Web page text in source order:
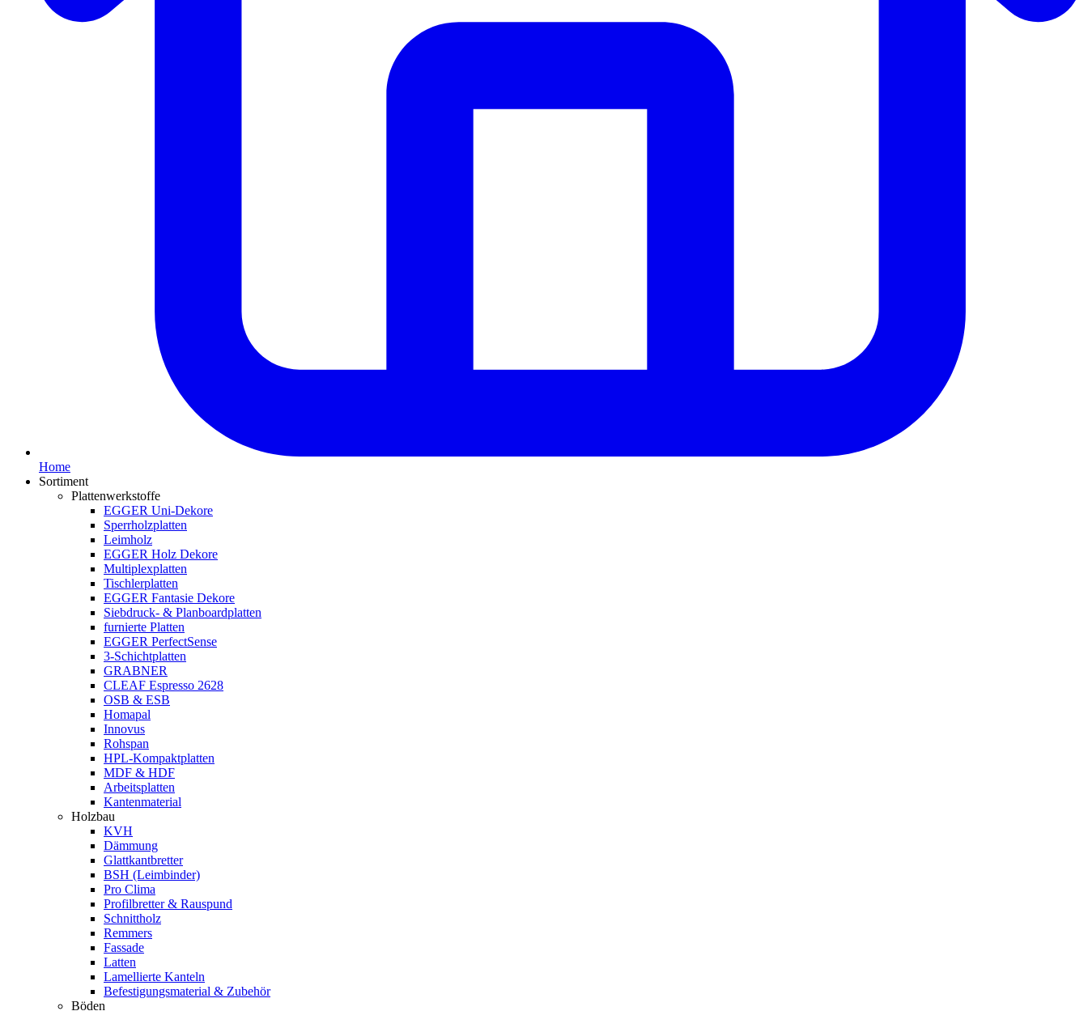
Home
Sortiment
Plattenwerkstoffe
EGGER Uni-Dekore
Sperrholzplatten
Leimholz
EGGER Holz Dekore
Multiplexplatten
Tischlerplatten
EGGER Fantasie Dekore
Siebdruck- & Planboardplatten
furnierte Platten
EGGER PerfectSense
3-Schichtplatten
GRABNER
CLEAF Espresso 2628
OSB & ESB
Homapal
Innovus
Rohspan
HPL-Kompaktplatten
MDF & HDF
Arbeitsplatten
Kantenmaterial
Holzbau
KVH
Dämmung
Glattkantbretter
BSH (Leimbinder)
Pro Clima
Profilbretter & Rauspund
Schnittholz
Remmers
Fassade
Latten
Lamellierte Kanteln
Befestigungsmaterial & Zubehör
Böden